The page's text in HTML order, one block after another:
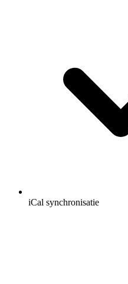
iCal synchronisatie